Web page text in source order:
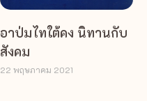
อาป่มไทใต้คง นิทานกับ
สังคม
22 พฤษภาคม 2021